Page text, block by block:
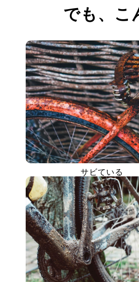
でも、 こ
サビている